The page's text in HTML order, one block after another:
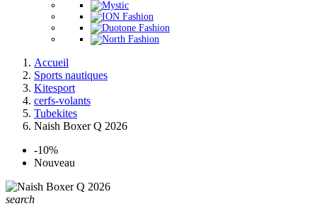
Accueil
Sports nautiques
Kitesport
cerfs-volants
Tubekites
Naish Boxer Q 2026
-10%
Nouveau
search